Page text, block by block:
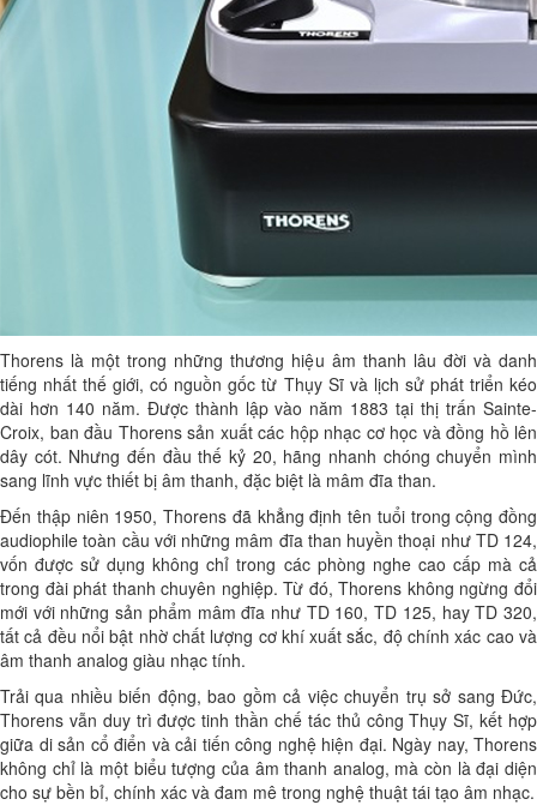
Thorens là một trong những thương hiệu âm thanh lâu đời và danh
tiếng nhất thế giới, có nguồn gốc từ Thụy Sĩ và lịch sử phát triển kéo
dài hơn 140 năm. Được thành lập vào năm 1883 tại thị trấn Sainte-
Croix, ban đầu Thorens sản xuất các hộp nhạc cơ học và đồng hồ lên
dây cót. Nhưng đến đầu thế kỷ 20, hãng nhanh chóng chuyển mình
sang lĩnh vực thiết bị âm thanh, đặc biệt là mâm đĩa than.
Đến thập niên 1950, Thorens đã khẳng định tên tuổi trong cộng đồng
audiophile toàn cầu với những mâm đĩa than huyền thoại như TD 124,
vốn được sử dụng không chỉ trong các phòng nghe cao cấp mà cả
trong đài phát thanh chuyên nghiệp. Từ đó, Thorens không ngừng đổi
mới với những sản phẩm mâm đĩa như TD 160, TD 125, hay TD 320,
tất cả đều nổi bật nhờ chất lượng cơ khí xuất sắc, độ chính xác cao và
âm thanh analog giàu nhạc tính.
Trải qua nhiều biến động, bao gồm cả việc chuyển trụ sở sang Đức,
Thorens vẫn duy trì được tinh thần chế tác thủ công Thụy Sĩ, kết hợp
giữa di sản cổ điển và cải tiến công nghệ hiện đại. Ngày nay, Thorens
không chỉ là một biểu tượng của âm thanh analog, mà còn là đại diện
cho sự bền bỉ, chính xác và đam mê trong nghệ thuật tái tạo âm nhạc.